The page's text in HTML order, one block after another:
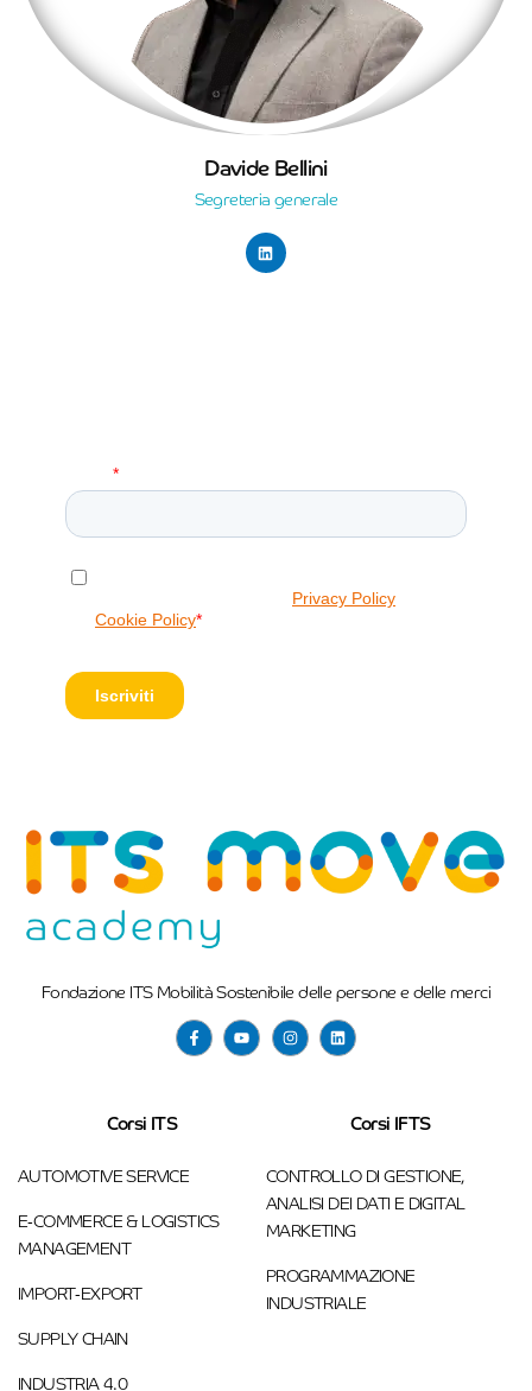
Davide Bellini
Segreteria generale
Iscriviti alla Nostra Newsletter!
Fondazione ITS Mobilità Sostenibile delle persone e delle merci
Corsi ITS
AUTOMOTIVE SERVICE
E-COMMERCE & LOGISTICS
MANAGEMENT
IMPORT-EXPORT
SUPPLY CHAIN
INDUSTRIA 4.0
Corsi IFTS
CONTROLLO DI GESTIONE,
ANALISI DEI DATI E DIGITAL
MARKETING
PROGRAMMAZIONE
INDUSTRIALE